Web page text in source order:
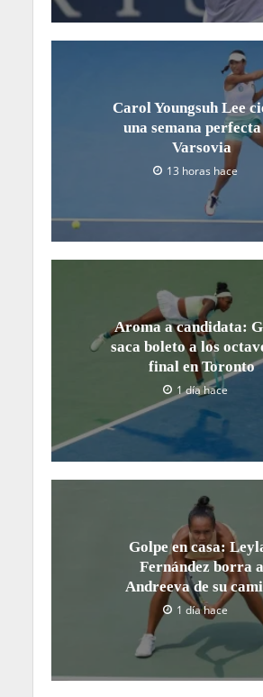
Carol Youngsuh Lee
una semana perfecta
Varsovia
13 horas hace
Aroma a candidata:
saca boleto a los
final en Toronto
1 día hace
Golpe en casa:
Fernández borra a
Andreeva de su
1 día hace